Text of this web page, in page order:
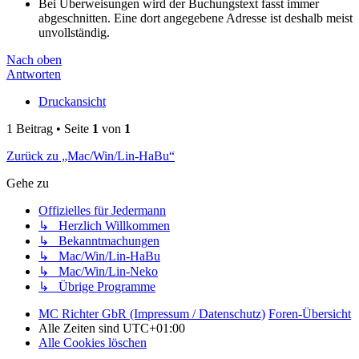
Bei Überweisungen wird der Buchungstext fasst immer
abgeschnitten. Eine dort angegebene Adresse ist deshalb meist
unvollständig.
Nach oben
Antworten
Druckansicht
1 Beitrag • Seite 1 von 1
Zurück zu „Mac/Win/Lin-HaBu“
Gehe zu
Offizielles für Jedermann
↳ Herzlich Willkommen
↳ Bekanntmachungen
↳ Mac/Win/Lin-HaBu
↳ Mac/Win/Lin-Neko
↳ Übrige Programme
MC Richter GbR (Impressum / Datenschutz) Foren-Übersicht
Alle Zeiten sind UTC+01:00
Alle Cookies löschen